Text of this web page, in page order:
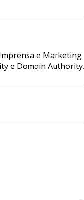
e Marketing
e Domain Authority.